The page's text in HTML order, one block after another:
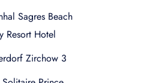
Sagres Beach
Resort Hotel
Zirchow 3